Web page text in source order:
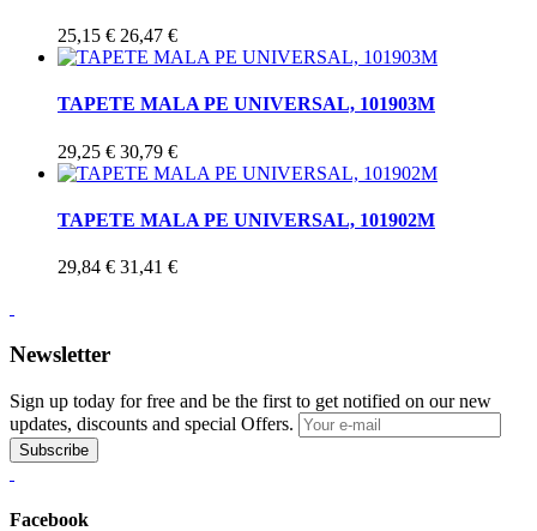
25,15 € 26,47 €
TAPETE MALA PE UNIVERSAL, 101903M
29,25 € 30,79 €
TAPETE MALA PE UNIVERSAL, 101902M
29,84 € 31,41 €
Newsletter
Sign up today for free and be the first to get notified on our new
updates, discounts and special Offers.
Subscribe
Facebook